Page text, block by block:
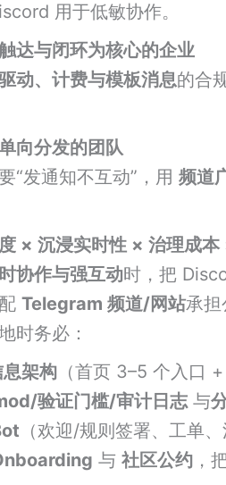
用于低敏协作。
达与闭环为核心的企业
动、计费与模板消息的合
向分发的团队
“发通知不互动”，用 频道
× 沉浸实时性 × 治理成本
协作与强互动时，把
Telegram 频道/网站承
时务必：
架构 （首页 3–5 个入口
验证门槛/审计日志与
（欢迎/规则签署、工单
与 社区公约 ，